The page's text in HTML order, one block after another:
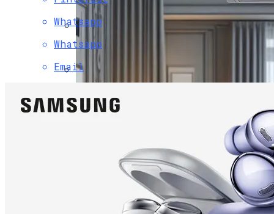
Ученые Назвали Новую Угрозу
Человечеству, Вызванную
Глобальным Потеплением
Как Изучать Библию
Whatsapp
Whatsapp
Email